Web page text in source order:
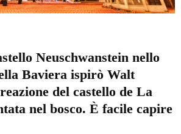
Neuschwanstein nello
Baviera ispirò Walt
del castello de La
nel bosco. È facile capire